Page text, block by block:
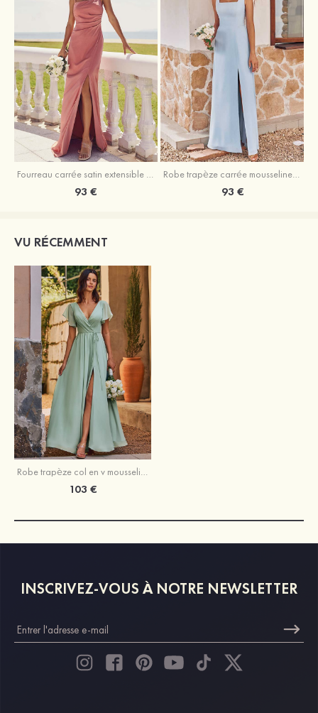
93 € 93 €
VU RÉCEMMENT
Robe trapèze col en v mousseline longueur ras du sol robe de demoiselle d'honneur avec ceinture fendue
103 €
INSCRIVEZ-VOUS À NOTRE NEWSLETTER